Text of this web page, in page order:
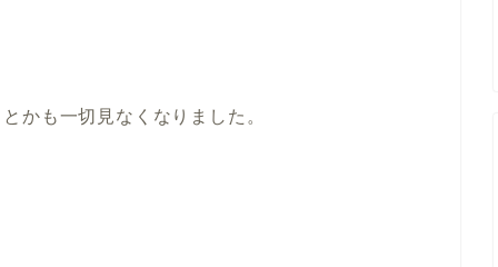
かも一切見なくなりました。